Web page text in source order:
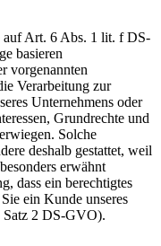
auf Art. 6 Abs. 1 lit. f DS-
basieren
vorgenannten
Verarbeitung zur
Unternehmens oder
Grundrechte und
Solche
deshalb gestattet, weil
erwähnt
dass ein berechtigtes
ein Kunde unseres
Satz 2 DS-GVO).